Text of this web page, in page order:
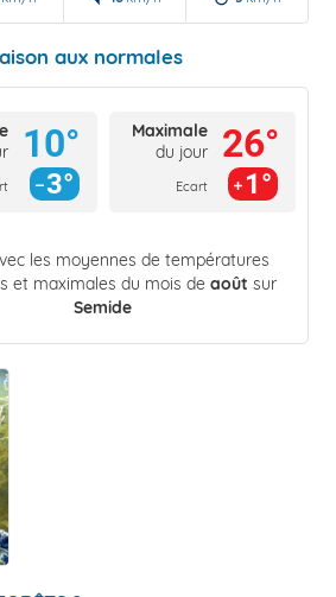
aux normales
10°
3°
Maximale
du jour
Ecart
26°
1°
les moyennes de températures
et maximales du mois de août sur
Semide